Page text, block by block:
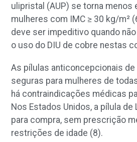
ulipristal (AUP) se torna menos
mulheres com IMC ≥ 30 kg/m²
deve ser impeditivo quando
o uso do DIU de cobre nestas
As pílulas anticoncepcionais
seguras para mulheres de
há contraindicações médicas
Nos Estados Unidos, a pílula de
para compra, sem prescrição
restrições de idade (8).